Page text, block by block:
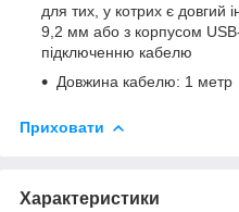
для тих, у котрих є довгий
9,2 мм або з корпусом
підключенню кабелю
Довжина кабелю: 1 метр
Приховати
Характеристики